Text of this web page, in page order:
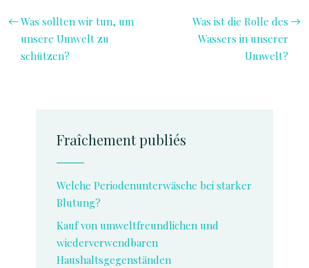
Was sollten wir tun, um
unsere Umwelt zu
schützen?
Was ist die Rolle des
Wassers in unserer
Umwelt?
Fraîchement publiés
Welche Periodenunterwäsche bei starker
Blutung?
Kauf von umweltfreundlichen und
wiederverwendbaren
Haushaltsgegenständen